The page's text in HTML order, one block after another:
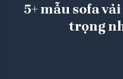
5+ mẫu sofa
trọng